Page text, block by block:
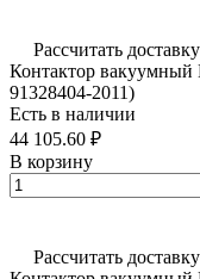
Рассчитать доставку
Контактор
91328404-2011)
Есть в наличии
44 105.60 ₽
В корзину
Рассчитать доставку